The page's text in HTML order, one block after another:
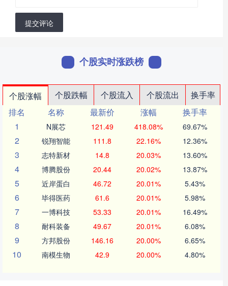
提交评论
个股实时涨跌榜
个股涨幅 个股跌幅 个股流入 个股流出
换手率
排名
名称 最新价 涨幅
换手率
1
N展芯 121.49 418.08% 69.67%
2 锐翔智能 111.8 22.16% 12.36%
3 志特新材 14.8 20.03% 13.60%
4 博腾股份 20.44 20.02% 13.87%
5 近岸蛋白 46.72 20.01% 5.43%
6 毕得医药 61.6 20.01% 5.98%
7 一博科技 53.33 20.01% 16.49%
8 耐科装备 49.67 20.01% 6.08%
9 方邦股份 146.16 20.00% 6.65%
10 南模生物 42.9 20.00% 4.80%